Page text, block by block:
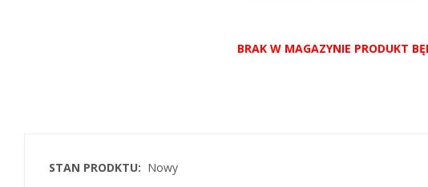
STAN PRODKTU: Nowy